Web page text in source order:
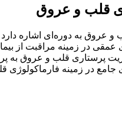
قلب و عروق
عروق به دوره‌ای اشاره دارد
در زمینه مراقبت از
پرستاری قلب و عروق به
در زمینه